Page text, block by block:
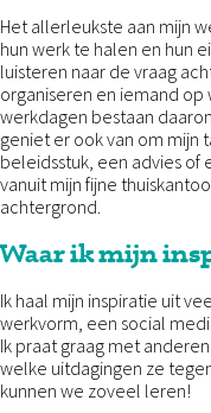
Het allerleukste aan mijn
hun werk te halen en hun
luisteren naar de vraag
organiseren en iemand op
werkdagen bestaan
geniet er ook van om mijn
beleidsstuk, een advies of
vanuit mijn fijne
achtergrond.
Waar ik mijn
Ik haal mijn inspiratie uit
werkvorm, een social
Ik praat graag met
welke uitdagingen ze
kunnen we zoveel leren!